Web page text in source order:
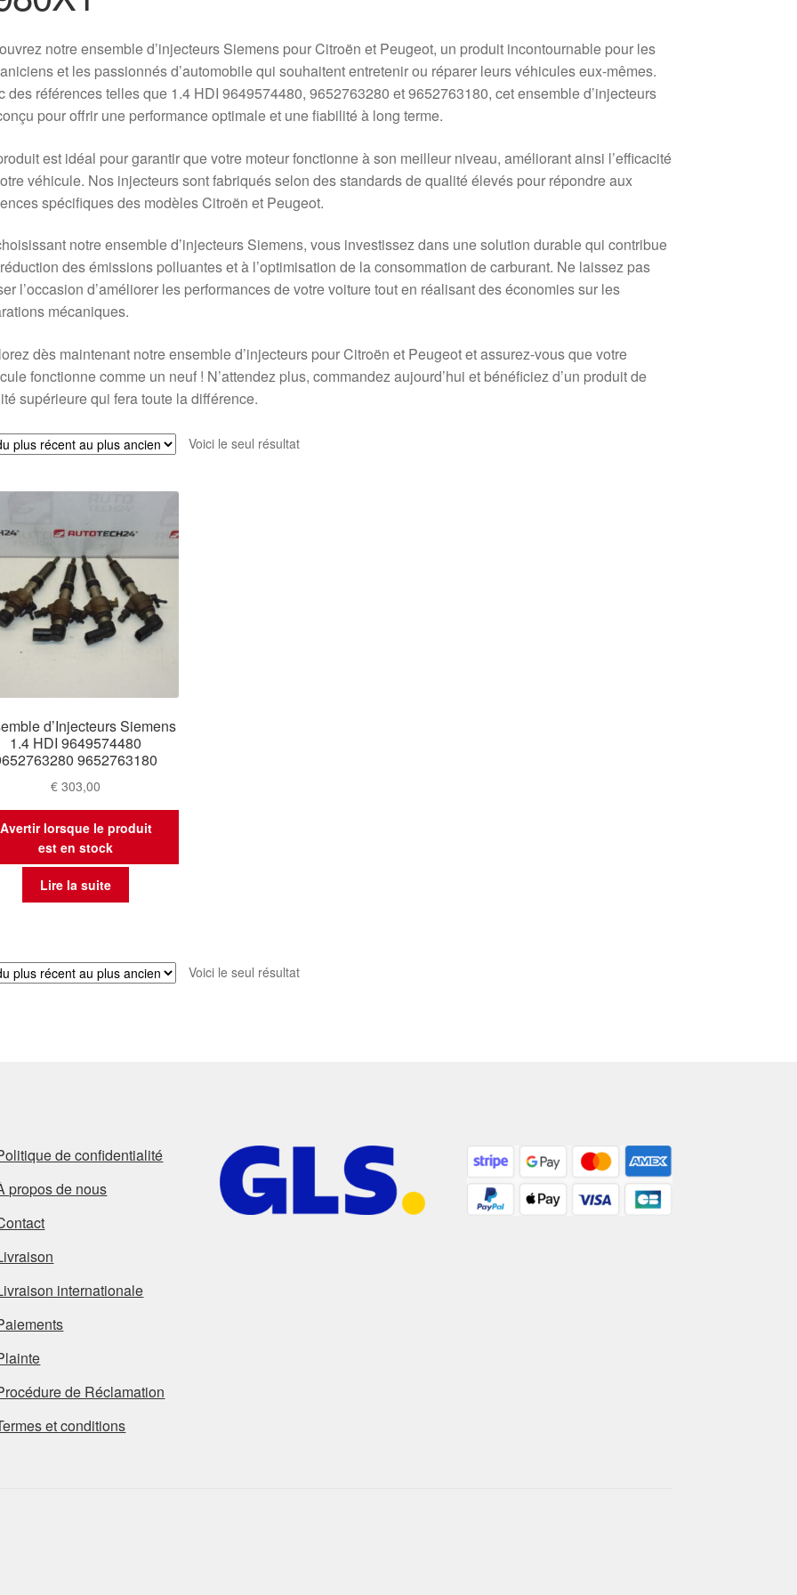
notre ensemble d’injecteurs Siemens pour Citroën et Peugeot, un produit incontournable pour les
et les passionnés d’automobile qui souhaitent entretenir ou réparer leurs véhicules eux-mêmes.
des références telles que 1.4 HDI 9649574480, 9652763280 et 9652763180, cet ensemble d’injecteurs
pour offrir une performance optimale et une fiabilité à long terme.
est idéal pour garantir que votre moteur fonctionne à son meilleur niveau, améliorant ainsi l’efficacité
véhicule. Nos injecteurs sont fabriqués selon des standards de qualité élevés pour répondre aux
spécifiques des modèles Citroën et Peugeot.
notre ensemble d’injecteurs Siemens, vous investissez dans une solution durable qui contribue
des émissions polluantes et à l’optimisation de la consommation de carburant. Ne laissez pas
l’occasion d’améliorer les performances de votre voiture tout en réalisant des économies sur les
mécaniques.
dès maintenant notre ensemble d’injecteurs pour Citroën et Peugeot et assurez-vous que votre
fonctionne comme un neuf ! N’attendez plus, commandez aujourd’hui et bénéficiez d’un produit de
supérieure qui fera toute la différence.
Voici le seul résultat
d’Injecteurs Siemens
1.4 HDI 9649574480
9652763180
€ 303,00
Avertir lorsque le produit
est en stock
Lire la suite
Voici le seul résultat
de confidentialité
propos de nous
internationale
de Réclamation
et conditions